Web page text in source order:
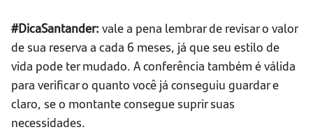
#DicaSantander: vale a pena lembrar de revisar o valor
de sua reserva a cada 6 meses, já que seu estilo de
vida pode ter mudado. A conferência também é válida
para verificar o quanto você já conseguiu guardar e
claro, se o montante consegue suprir suas
necessidades.